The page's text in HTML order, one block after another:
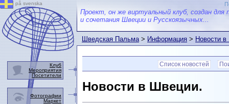
Проект, он же виртуальный клуб, создан для
и сочетания Швеции и Русскоязычных...
Шведская Пальма>Информация>Новости
Список новостей
Новости в Швеции.
på svenska
Клуб
Мероприятия
Посетители
Фотографии
Маркет